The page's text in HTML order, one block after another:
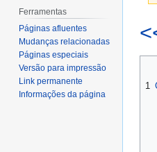
1
Ferramentas
Páginas afluentes
Mudanças relacionadas
Páginas especiais
Versão para impressão
Link permanente
Informações da página